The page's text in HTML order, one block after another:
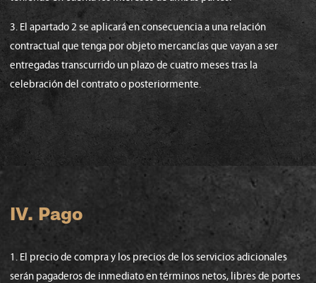
3. El apartado 2 se aplicará en consecuencia a una relación
contractual que tenga por objeto mercancías que vayan a ser
entregadas transcurrido un plazo de cuatro meses tras la
celebración del contrato o posteriormente.
IV. Pago
1. El precio de compra y los precios de los servicios adicionales
serán pagaderos de inmediato en términos netos, libres de portes